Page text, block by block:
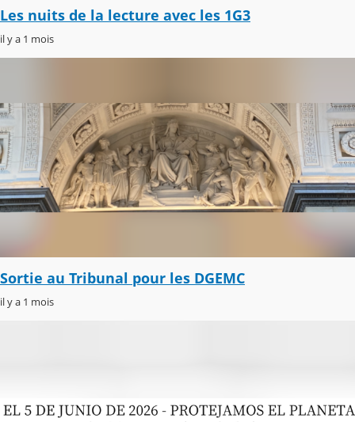
Les nuits de la lecture avec les 1G3
il y a 1 mois
Sortie au Tribunal pour les DGEMC
il y a 1 mois